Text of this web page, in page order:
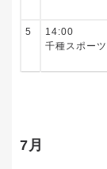
5
14:00
千種スポー
7月